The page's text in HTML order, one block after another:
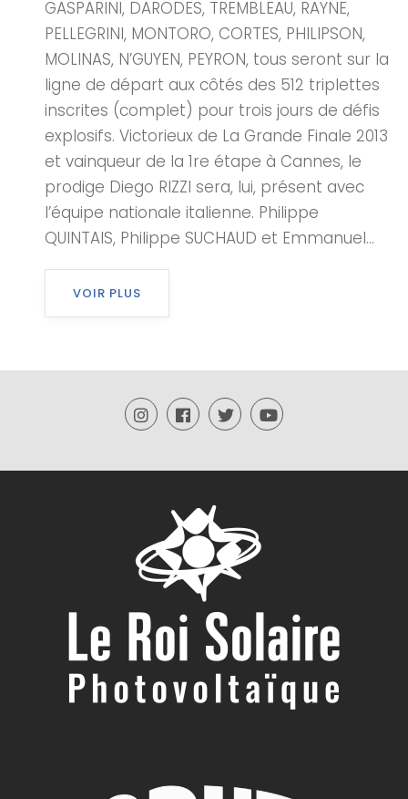
GASPARINI, DARODES, TREMBLEAU, RAYNE,
PELLEGRINI, MONTORO, CORTES, PHILIPSON,
MOLINAS, N’GUYEN, PEYRON, tous seront sur la
ligne de départ aux côtés des 512 triplettes
inscrites (complet) pour trois jours de défis
explosifs. Victorieux de La Grande Finale 2013
et vainqueur de la 1re étape à Cannes, le
prodige Diego RIZZI sera, lui, présent avec
l’équipe nationale italienne. Philippe
QUINTAIS, Philippe SUCHAUD et Emmanuel...
VOIR PLUS